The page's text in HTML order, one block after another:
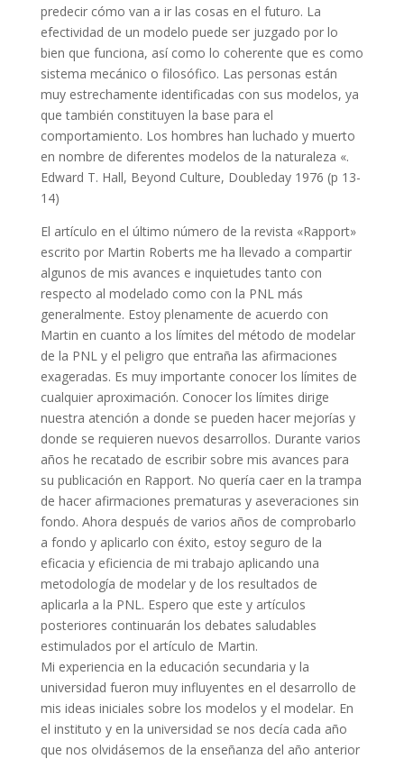
predecir cómo van a ir las cosas en el futuro. La
efectividad de un modelo puede ser juzgado por lo
bien que funciona, así como lo coherente que es como
sistema mecánico o filosófico. Las personas están
muy estrechamente identificadas con sus modelos, ya
que también constituyen la base para el
comportamiento. Los hombres han luchado y muerto
en nombre de diferentes modelos de la naturaleza «.
Edward T. Hall, Beyond Culture, Doubleday 1976 (p 13-
14)
El artículo en el último número de la revista «Rapport»
escrito por Martin Roberts me ha llevado a compartir
algunos de mis avances e inquietudes tanto con
respecto al modelado como con la PNL más
generalmente. Estoy plenamente de acuerdo con
Martin en cuanto a los límites del método de modelar
de la PNL y el peligro que entraña las afirmaciones
exageradas. Es muy importante conocer los límites de
cualquier aproximación. Conocer los límites dirige
nuestra atención a donde se pueden hacer mejorías y
donde se requieren nuevos desarrollos. Durante varios
años he recatado de escribir sobre mis avances para
su publicación en Rapport. No quería caer en la trampa
de hacer afirmaciones prematuras y aseveraciones sin
fondo. Ahora después de varios años de comprobarlo
a fondo y aplicarlo con éxito, estoy seguro de la
eficacia y eficiencia de mi trabajo aplicando una
metodología de modelar y de los resultados de
aplicarla a la PNL. Espero que este y artículos
posteriores continuarán los debates saludables
estimulados por el artículo de Martin.
Mi experiencia en la educación secundaria y la
universidad fueron muy influyentes en el desarrollo de
mis ideas iniciales sobre los modelos y el modelar. En
el instituto y en la universidad se nos decía cada año
que nos olvidásemos de la enseñanza del año anterior